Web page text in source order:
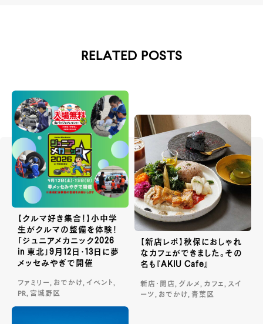
RELATED POSTS
【クルマ好き集合！】小中学
生がクルマの整備を体験！
「ジュニアメカニック2026
in 東北」9月12日・13日に夢
メッセみやぎで開催
ファミリー, おでかけ, イベント,
PR, 宮城野区
【新店レポ】秋保におしゃれ
なカフェができました。その
名も『AKIU Cafe』
新店・開店, グルメ, カフェ, スイ
ーツ, おでかけ, 青葉区